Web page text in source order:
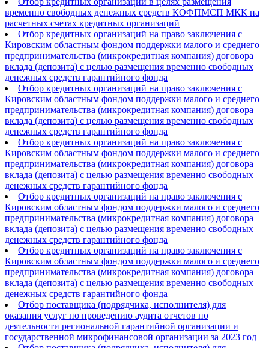
временно свободных денежных средств КОФПМСП МКК на
расчетных счетах кредитных организаций
Отбор кредитных организаций на право заключения с
Кировским областным фондом поддержки малого и среднего
предпринимательства (микрокредитная компания) договора
вклада (депозита) с целью размещения временно свободных
денежных средств гарантийного фонда
Отбор кредитных организаций на право заключения с
Кировским областным фондом поддержки малого и среднего
предпринимательства (микрокредитная компания) договора
вклада (депозита) с целью размещения временно свободных
денежных средств гарантийного фонда
Отбор кредитных организаций на право заключения с
Кировским областным фондом поддержки малого и среднего
предпринимательства (микрокредитная компания) договора
вклада (депозита) с целью размещения временно свободных
денежных средств гарантийного фонда
Отбор кредитных организаций на право заключения с
Кировским областным фондом поддержки малого и среднего
предпринимательства (микрокредитная компания) договора
вклада (депозита) с целью размещения временно свободных
денежных средств гарантийного фонда
Отбор кредитных организаций на право заключения с
Кировским областным фондом поддержки малого и среднего
предпринимательства (микрокредитная компания) договора
вклада (депозита) с целью размещения временно свободных
денежных средств гарантийного фонда
Отбор поставщика (подрядчика, исполнителя) для
оказания услуг по проведению аудита отчетов по
деятельности региональной гарантийной организации и
государственной микрофинансовой организации за 2023 год